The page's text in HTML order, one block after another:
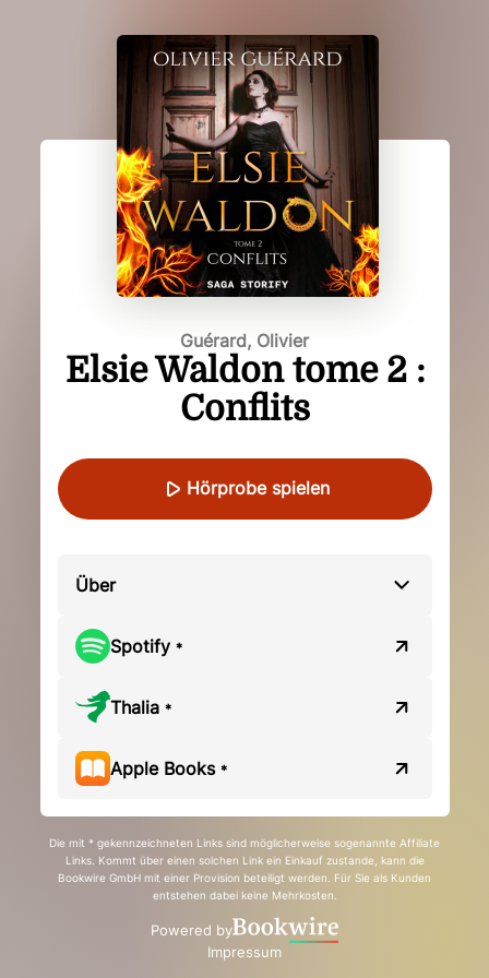
Guérard, Olivier
Elsie Waldon tome 2 :
Conflits
Hörprobe spielen
Über
Spotify *
Thalia *
Apple Books *
Die mit * gekennzeichneten Links sind möglicherweise sogenannte Affiliate
Links. Kommt über einen solchen Link ein Einkauf zustande, kann die
Bookwire GmbH mit einer Provision beteiligt werden. Für Sie als Kunden
entstehen dabei keine Mehrkosten.
Powered by
Impressum